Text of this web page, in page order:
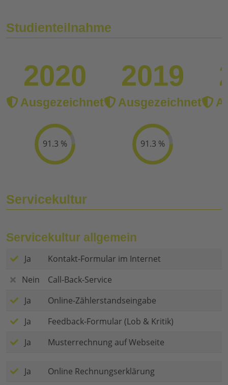
Studienteilnahme
2020
Ausgezeichnet
91.3 %
2019
Ausgezeichnet
91.3 %
Servicekultur
Servicekultur allgemein
Ja
Kontakt-Formular im Internet
Nein
Call-Back-Service
Ja
Online-Zählerstandseingabe
Ja
Feedback-Formular (Lob & Kritik)
Ja
Musterrechnung auf Webseite
Ja
Online Rechnungserklärung